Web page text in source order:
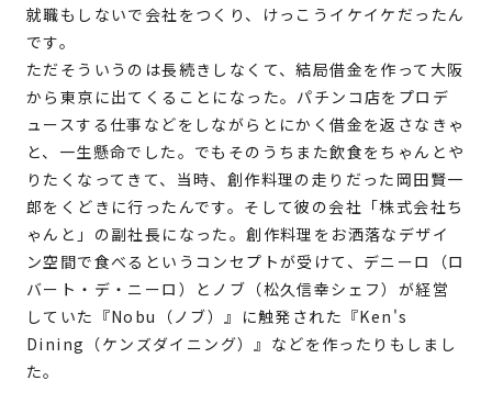
就職もしないで会社をつくり、けっこうイケイケだったん
です。
ただそういうのは長続きしなくて、結局借金を作って大阪
から東京に出てくることになった。パチンコ店をプロデ
ュースする仕事などをしながらとにかく借金を返さなきゃ
と、一生懸命でした。でもそのうちまた飲食をちゃんとや
りたくなってきて、当時、創作料理の走りだった岡田賢一
郎をくどきに行ったんです。そして彼の会社「株式会社ち
ゃんと」の副社長になった。創作料理をお洒落なデザイ
ン空間で食べるというコンセプトが受けて、デニーロ（ロ
バート・デ・ニーロ）とノブ（松久信幸シェフ）が経営
していた『Nobu（ノブ）』に触発された『Ken's
Dining（ケンズダイニング）』などを作ったりもしまし
た。